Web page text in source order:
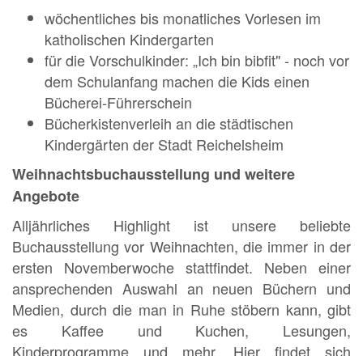
wöchentliches bis monatliches Vorlesen im
katholischen Kindergarten
für die Vorschulkinder: „Ich bin bibfit" - noch vor
dem Schulanfang machen die Kids einen
Bücherei-Führerschein
Bücherkistenverleih an die städtischen
Kindergärten der Stadt Reichelsheim
Weihnachtsbuchausstellung und weitere
Angebote
Alljährliches Highlight ist unsere beliebte
Buchausstellung vor Weihnachten, die immer in der
ersten Novemberwoche stattfindet. Neben einer
ansprechenden Auswahl an neuen Büchern und
Medien, durch die man in Ruhe stöbern kann, gibt
es Kaffee und Kuchen, Lesungen,
Kinderprogramme und mehr. Hier findet sich